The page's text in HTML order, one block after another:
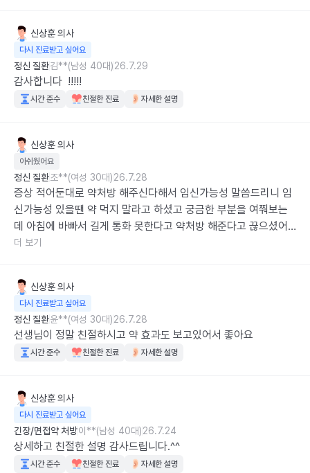
신상훈의사
다시 진료받고 싶어요
정신 질환김**(남성 40대)26.7.29
감사합니다  !!!!!
시간 준수 친절한 진료 자세한 설명
신상훈의사
아쉬웠어요
정신 질환조**(여성 30대)26.7.28
증상 적어둔대로 약처방 해주신다해서 임신가능성 말씀드리니 임
신가능성 있을땐 약 먹지 말라고 하셨고 궁금한 부분을 여쭤보는
데 아침에 바빠서 길게 통화 못한다고 약처방 해준다고 끊으셨어
요 비대면 진료가 원래 그런건지 모르겠네요🥲
9시 예약 > 9시20분으로 변경 요청옴 > 9:30 전화옴
30분 동안 기다렸는데 허무했어요
더 보기
신상훈의사
다시 진료받고 싶어요
정신 질환윤**(여성 30대)26.7.28
선생님이 정말 친절하시고 약 효과도 보고있어서 좋아요
시간 준수 친절한 진료 자세한 설명
신상훈의사
다시 진료받고 싶어요
긴장/면접약 처방이**(남성 40대)26.7.24
상세하고 친절한 설명 감사드립니다.^^
시간 준수 친절한 진료 자세한 설명